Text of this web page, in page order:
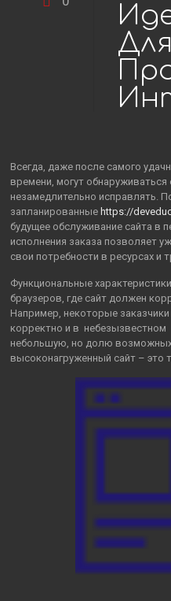
Всегда, даже после самого
времени, могут
незамедлительно исправлять.
запланированные https://
будущее обслуживание сайта в
исполнения заказа позволяет
свои потребности в ресурсах и
Функциональные
браузеров, где сайт должен
Например, некоторые
корректно и в небезызвестном
небольшую, но долю возможных
высоконагруженный сайт – это